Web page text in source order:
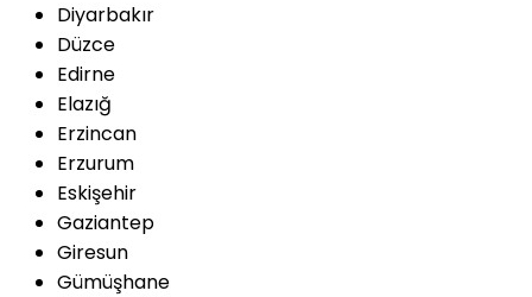
Diyarbakır
Düzce
Edirne
Elazığ
Erzincan
Erzurum
Eskişehir
Gaziantep
Giresun
Gümüşhane